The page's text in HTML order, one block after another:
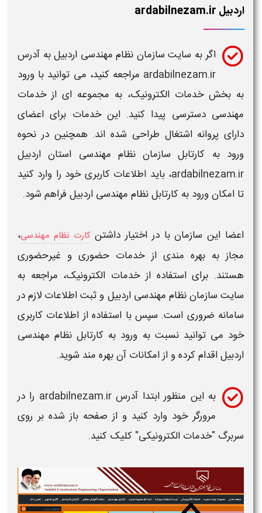
اردبیل ardabilnezam.ir
اگر به سایت سازمان نظام مهندسی اردبیل به آدرس
ardabilnezam.ir مراجعه کنید، می‌ توانید با ورود
به بخش خدمات الکترونیک، به مجموعه‌ ای از خدمات
مهندسی دسترسی پیدا کنید. این خدمات برای اعضای
دارای پروانه اشتغال طراحی شده‌ اند. همچنین در نحوه
ورود به کارتابل سازمان نظام مهندسی استان اردبیل
ardabilnezam.ir، باید اطلاعات کاربری خود را وارد کنید
تا امکانورود به کارتابل نظام مهندسی اردبیل فراهم شود.
اعضا این سازمانبا در اختیار داشتنکارت نظام مهندسی،
مجاز به بهره‌ مندی از خدمات حضوری و غیرحضوری
هستند. برای استفاده از خدمات الکترونیک، مراجعه به
سایت سازمان نظام مهندسی اردبیل و ثبت اطلاعات لازم در
سامانه ضروری است. سپس با استفاده از اطلاعات کاربری
خود می‌ توانید نسبت به ورود به کارتابل نظام مهندسی
اردبیل اقدام کرده و از امکانات آن بهره‌ مند شوید.
به این منظور ابتدا آدرسardabilnezam.ir را در
مرورگر خود وارد کنید و از صفحه باز شده بر روی
سربرگ "خدمات الکترونیکی" کلیک کنید.